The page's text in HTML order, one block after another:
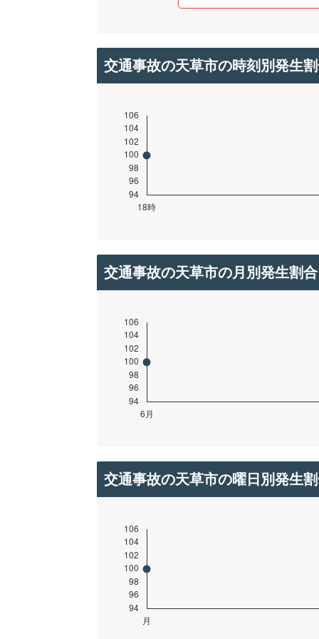
交通事故の天草市の時刻別発生
交通事故の天草市の月別発生割合
交通事故の天草市の曜日別発生